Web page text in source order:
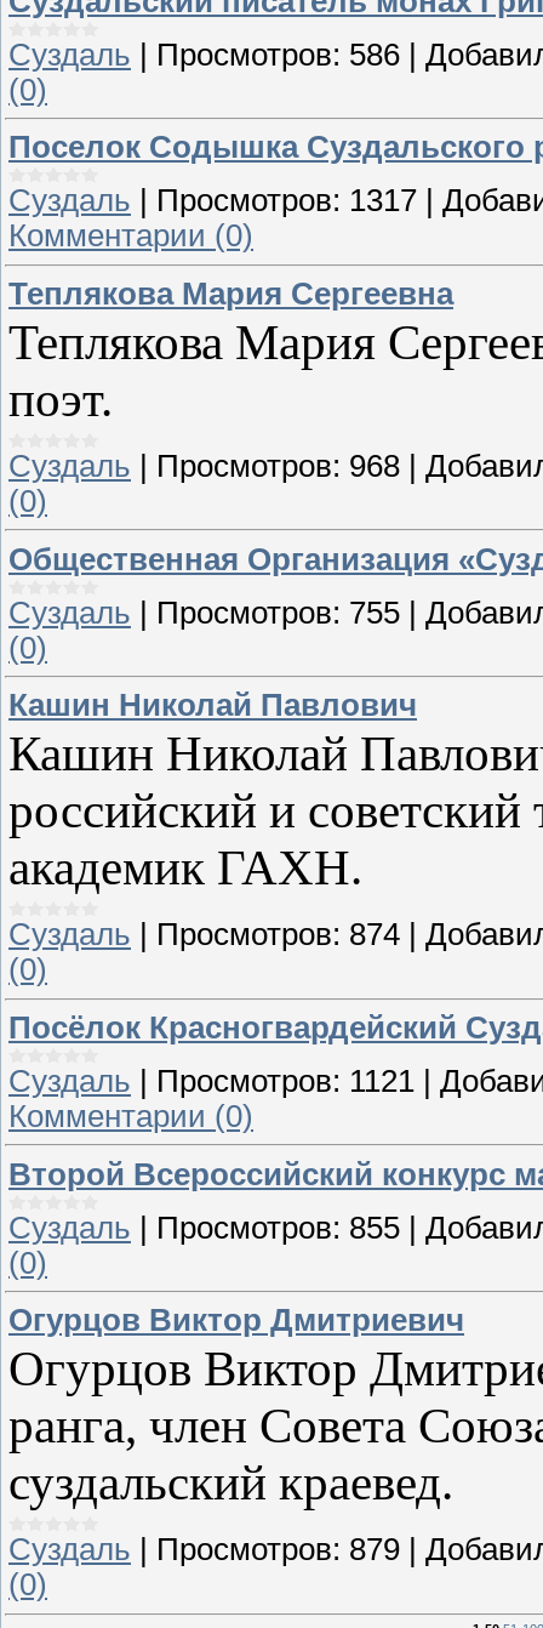
Суздаль
Просмотров: 586
(0)
Поселок Содышка Суздальского
Суздаль
Просмотров: 1317
Комментарии (0)
Теплякова Мария Сергеевна
Теплякова Мария
поэт.
Суздаль Просмотров: 968
(0)
Общественная Организация
Суздаль | Просмотров: 755 |
(0)
Кашин Николай Павлович
Кашин Николай
российский и советский
академик ГАХН.
Суздаль Просмотров: 874
(0)
Посёлок Красногвардейский
Суздаль
Просмотров: 1121
Комментарии (0)
Второй Всероссийский конкурс
Суздаль | Просмотров: 855 |
(0)
Огурцов Виктор Дмитриевич
Огурцов Виктор
ранга, член Совета
суздальский краевед.
Суздаль Просмотров: 879
(0)